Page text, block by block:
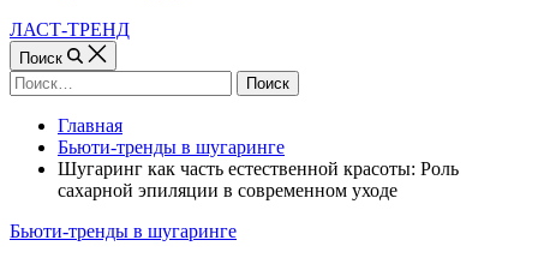
ЛАСТ-ТРЕНД
Поиск
Найти:
Главная
Бьюти-тренды в шугаринге
Шугаринг как часть естественной красоты: Роль
сахарной эпиляции в современном уходе
Рубрики
Бьюти-тренды в шугаринге